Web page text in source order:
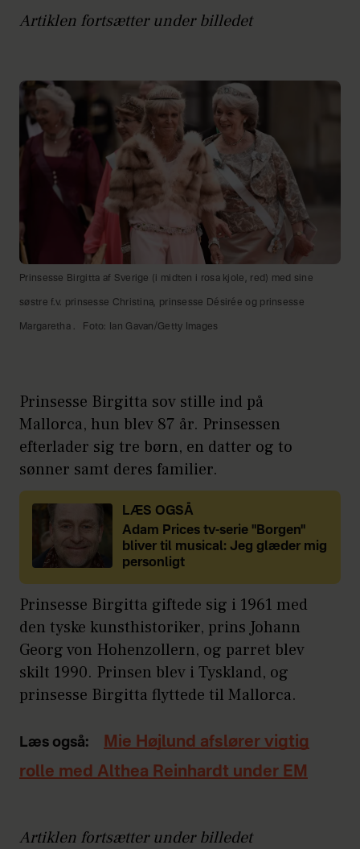
Artiklen fortsætter under billedet
Prinsesse Birgitta af Sverige (i midten i rosa kjole, red) med sine
søstre f.v. prinsesse Christina, prinsesse Désirée og prinsesse
Margaretha . Foto: Ian Gavan/Getty Images
Prinsesse Birgitta sov stille ind på
Mallorca, hun blev 87 år. Prinsessen
efterlader sig tre børn, en datter og to
sønner samt deres familier.
LÆS OGSÅ
Adam Prices tv-serie "Borgen"
bliver til musical: Jeg glæder mig
personligt
Prinsesse Birgitta giftede sig i 1961 med
den tyske kunsthistoriker, prins Johann
Georg von Hohenzollern, og parret blev
skilt 1990. Prinsen blev i Tyskland, og
prinsesse Birgitta flyttede til Mallorca.
Læs også:
Mie Højlund afslører vigtig
rolle med Althea Reinhardt under EM
Artiklen fortsætter under billedet